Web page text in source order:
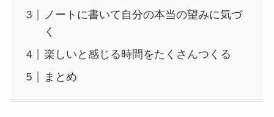
ノートに書いて自分の本当の望みに気づ
く
楽しいと感じる時間をたくさんつくる
まとめ